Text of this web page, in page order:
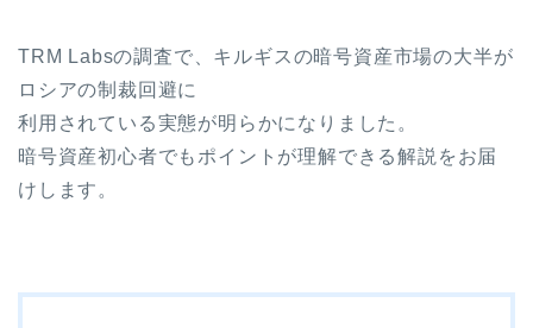
TRM Labsの調査で、キルギスの暗号資産市場の大半が
ロシアの制裁回避に
利用されている実態が明らかになりました。
暗号資産初心者でもポイントが理解できる解説をお届
けします。